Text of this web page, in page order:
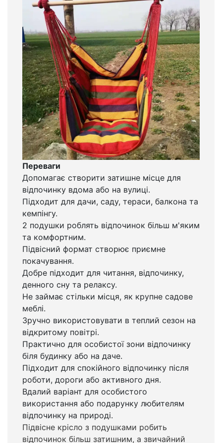
Переваги
Допомагає створити затишне місце для
відпочинку вдома або на вулиці.
Підходит для дачи, саду, тераси, балкона та
кемпінгу.
2 подушки роблять відпочинок більш м'яким
та комфортним.
Підвісний формат створює приємне
покачування.
Добре підходит для читання, відпочинку,
денного сну та релаксу.
Не займає стільки місця, як крупне садове
меблі.
Зручно використовувати в теплий сезон на
відкритому повітрі.
Практично для особистої зони відпочинку
біля будинку або на даче.
Підходит для спокійного відпочинку після
роботи, дороги або активного дня.
Вдалий варіант для особистого
використання або подарунку любителям
відпочинку на природі.
Підвісне крісло з подушками робить
відпочинок більш затишним, а звичайний